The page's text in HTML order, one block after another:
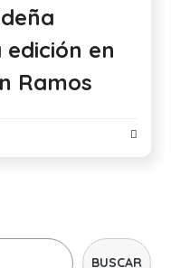
en
Ramos
BUSCAR